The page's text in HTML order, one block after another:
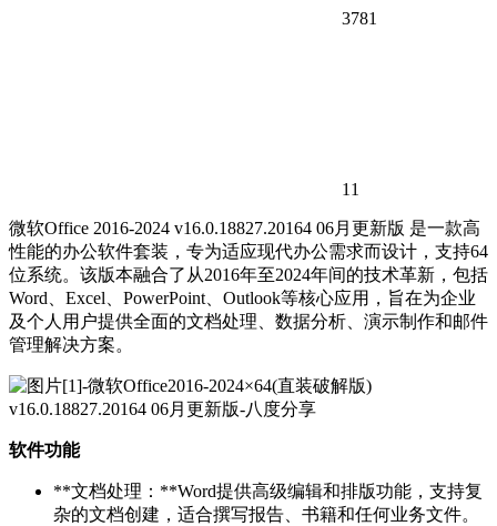
3781
11
微软Office 2016-2024 v16.0.18827.20164 06月更新版 是一款高
性能的办公软件套装，专为适应现代办公需求而设计，支持64
位系统。该版本融合了从2016年至2024年间的技术革新，包括
Word、Excel、PowerPoint、Outlook等核心应用，旨在为企业
及个人用户提供全面的文档处理、数据分析、演示制作和邮件
管理解决方案。
软件功能
**文档处理：**Word提供高级编辑和排版功能，支持复
杂的文档创建，适合撰写报告、书籍和任何业务文件。